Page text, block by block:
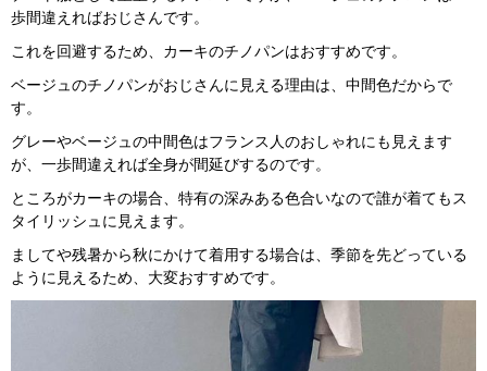
歩間違えればおじさんです。
これを回避するため、カーキのチノパンはおすすめです。
ベージュのチノパンがおじさんに見える理由は、中間色だからで
す。
グレーやベージュの中間色はフランス人のおしゃれにも見えます
が、一歩間違えれば全身が間延びするのです。
ところがカーキの場合、特有の深みある色合いなので誰が着てもス
タイリッシュに見えます。
ましてや残暑から秋にかけて着用する場合は、季節を先どっている
ように見えるため、大変おすすめです。